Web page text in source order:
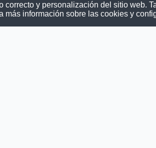
y personalización del sitio web.
información sobre las cookies y